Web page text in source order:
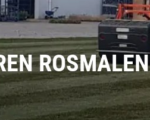
ROSMALEN